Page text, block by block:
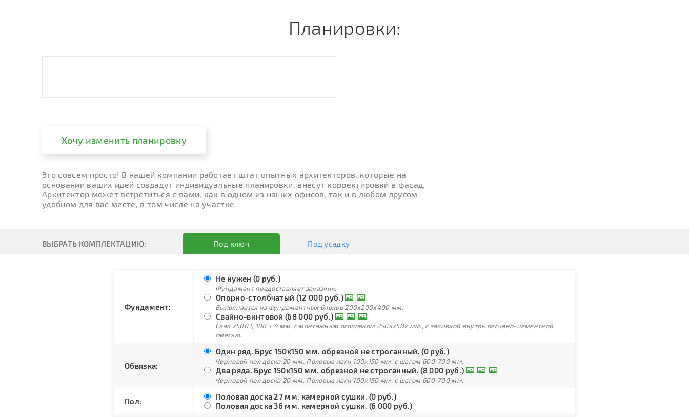
Планировки:
Хочу изменить планировку
Это совсем просто! В нашей компании работает штат опытных архитекторов, которые на
основании ваших идей создадут индивидуальные планировки, внесут корректировки в фасад.
Архитектор может встретиться с вами, как в одном из наших офисов, так и в любом другом
удобном для вас месте, в том числе на участке.
ВЫБРАТЬ КОМПЛЕКТАЦИЮ: Под ключ Под усадку
Фундамент:
Не нужен (0 руб.)
Фундамент предоставляет заказчик.
Опорно-столбчатый (12 000 руб.)
Выполняется из фундаментных блоков 200х200х400 мм.
Свайно-винтовой (68 000 руб.)
Свая 2500 \ 108 \ 4 мм. с монтажным оголовком 250х250х мм., с заливкой внутрь песчано-цементной
смесью.
Обвязка:
Один ряд. Брус 150х150 мм. обрезной не строганный. (0 руб.)
Черновой пол доска 20 мм. Половые лаги 100х150 мм. с шагом 600-700 мм.
Два ряда. Брус 150х150 мм. обрезной не строганный. (8 000 руб.)
Черновой пол доска 20 мм. Половые лаги 100х150 мм. с шагом 600-700 мм.
Пол:
Половая доска 27 мм. камерной сушки. (0 руб.)
Половая доска 36 мм. камерной сушки. (6 000 руб.)